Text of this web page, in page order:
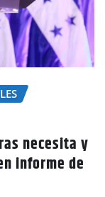
necesita y
informe de